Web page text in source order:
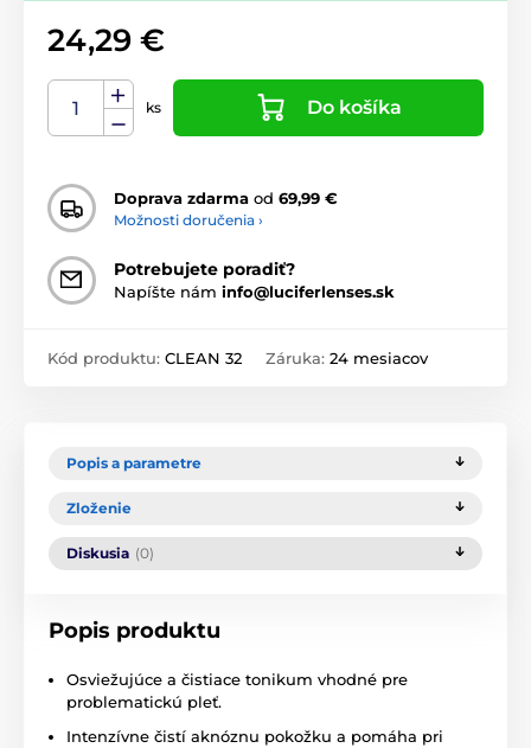
24,29 €
ks Do košíka
Doprava zdarma od 69,99 €
Možnosti doručenia ›
Potrebujete poradiť?
Napíšte nám info@luciferlenses.sk
Kód produktu: CLEAN 32 Záruka: 24 mesiacov
Popis a parametre
Zloženie
Diskusia (0)
Popis produktu
Osviežujúce a čistiace tonikum vhodné pre
problematickú pleť.
Intenzívne čistí aknóznu pokožku a pomáha pri